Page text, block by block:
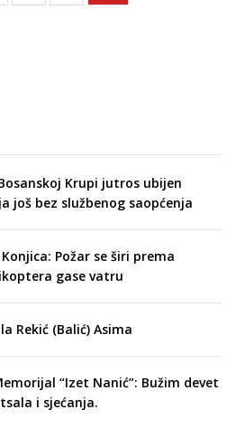
page
Bosanskoj Krupi jutros ubijen
još bez službenog saopćenja
Požar se širi prema
gase vatru
Rekić (Balić) Asima
“Izet Nanić”: Bužim devet
i sjećanja.